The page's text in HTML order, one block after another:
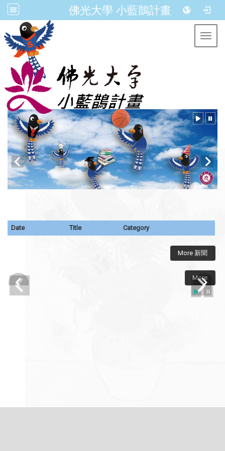
佛光大學 小藍鵲計畫
Date Title Category
More 新聞
More